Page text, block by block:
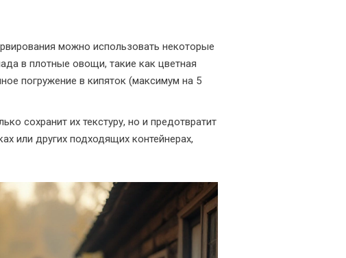
можно использовать некоторые
в плотные овощи, такие как цветная
погружение в кипяток (максимум на 5
сохранит их текстуру, но и предотвратит
или других подходящих контейнерах,